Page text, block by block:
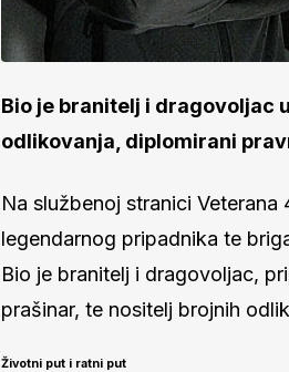
Bio je branitelj i dragovoljac
odlikovanja, diplomirani
Na službenoj stranici
legendarnog pripadnika te
Bio je branitelj i dragovoljac,
prašinar, te nositelj brojnih
Životni put i ratni put